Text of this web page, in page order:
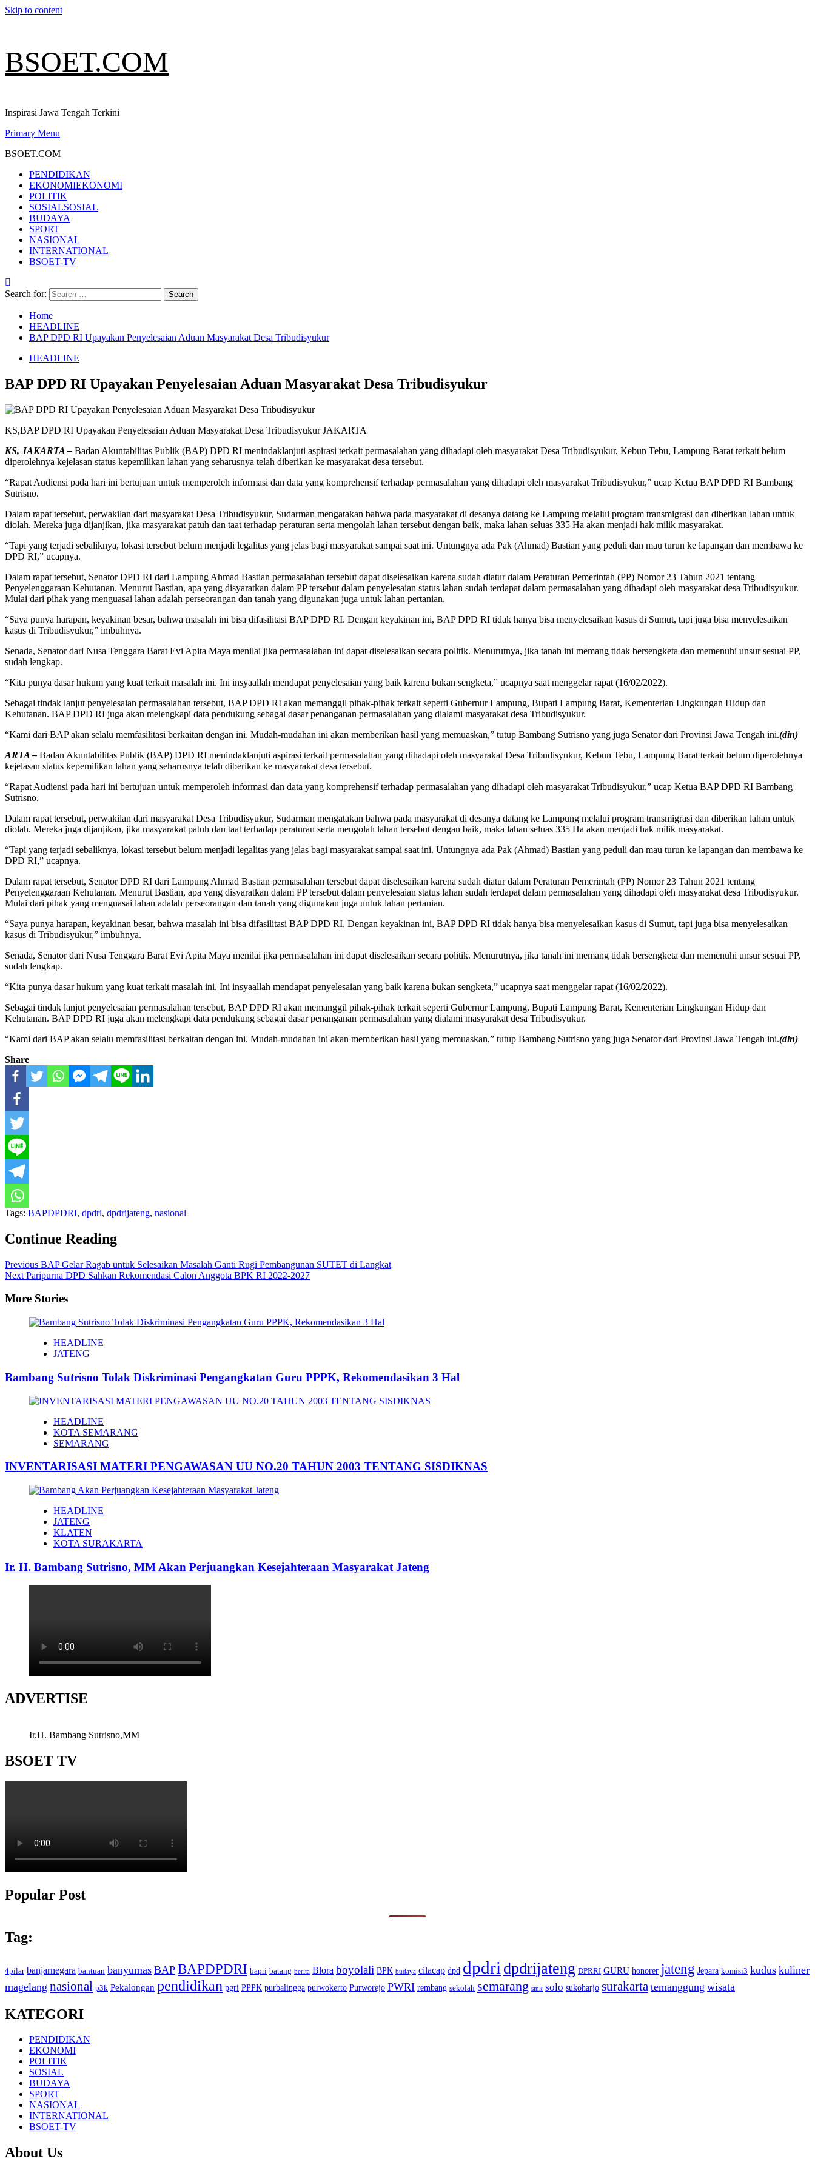
Skip to content
BSOET.COM
Inspirasi Jawa Tengah Terkini
Primary Menu
BSOET.COM
PENDIDIKAN
EKONOMIEKONOMI
POLITIK
SOSIALSOSIAL
BUDAYA
SPORT
NASIONAL
INTERNATIONAL
BSOET-TV
Search for:
Home
HEADLINE
BAP DPD RI Upayakan Penyelesaian Aduan Masyarakat Desa Tribudisyukur
HEADLINE
BAP DPD RI Upayakan Penyelesaian Aduan Masyarakat Desa Tribudisyukur
KS,BAP DPD RI Upayakan Penyelesaian Aduan Masyarakat Desa Tribudisyukur JAKARTA
KS, JAKARTA – Badan Akuntabilitas Publik (BAP) DPD RI menindaklanjuti aspirasi terkait permasalahan yang dihadapi oleh masyarakat Desa Tribudisyukur, Kebun Tebu, Lampung Barat terkait belum
diperolehnya kejelasan status kepemilikan lahan yang seharusnya telah diberikan ke masyarakat desa tersebut.
“Rapat Audiensi pada hari ini bertujuan untuk memperoleh informasi dan data yang komprehensif terhadap permasalahan yang dihadapi oleh masyarakat Tribudisyukur,” ucap Ketua BAP DPD RI Bambang
Sutrisno.
Dalam rapat tersebut, perwakilan dari masyarakat Desa Tribudisyukur, Sudarman mengatakan bahwa pada masyarakat di desanya datang ke Lampung melalui program transmigrasi dan diberikan lahan untuk
diolah. Mereka juga dijanjikan, jika masyarakat patuh dan taat terhadap peraturan serta mengolah lahan tersebut dengan baik, maka lahan seluas 335 Ha akan menjadi hak milik masyarakat.
“Tapi yang terjadi sebaliknya, lokasi tersebut belum menjadi legalitas yang jelas bagi masyarakat sampai saat ini. Untungnya ada Pak (Ahmad) Bastian yang peduli dan mau turun ke lapangan dan membawa ke
DPD RI,” ucapnya.
Dalam rapat tersebut, Senator DPD RI dari Lampung Ahmad Bastian permasalahan tersebut dapat diselesaikan karena sudah diatur dalam Peraturan Pemerintah (PP) Nomor 23 Tahun 2021 tentang
Penyelenggaraan Kehutanan. Menurut Bastian, apa yang disyaratkan dalam PP tersebut dalam penyelesaian status lahan sudah terdapat dalam permasalahan yang dihadapi oleh masyarakat desa Tribudisyukur.
Mulai dari pihak yang menguasai lahan adalah perseorangan dan tanah yang digunakan juga untuk lahan pertanian.
“Saya punya harapan, keyakinan besar, bahwa masalah ini bisa difasilitasi BAP DPD RI. Dengan keyakinan ini, BAP DPD RI tidak hanya bisa menyelesaikan kasus di Sumut, tapi juga bisa menyelesaikan
kasus di Tribudisyukur,” imbuhnya.
Senada, Senator dari Nusa Tenggara Barat Evi Apita Maya menilai jika permasalahan ini dapat diselesaikan secara politik. Menurutnya, jika tanah ini memang tidak bersengketa dan memenuhi unsur sesuai PP,
sudah lengkap.
“Kita punya dasar hukum yang kuat terkait masalah ini. Ini insyaallah mendapat penyelesaian yang baik karena bukan sengketa,” ucapnya saat menggelar rapat (16/02/2022).
Sebagai tindak lanjut penyelesaian permasalahan tersebut, BAP DPD RI akan memanggil pihak-pihak terkait seperti Gubernur Lampung, Bupati Lampung Barat, Kementerian Lingkungan Hidup dan
Kehutanan. BAP DPD RI juga akan melengkapi data pendukung sebagai dasar penanganan permasalahan yang dialami masyarakat desa Tribudisyukur.
“Kami dari BAP akan selalu memfasilitasi berkaitan dengan ini. Mudah-mudahan ini akan memberikan hasil yang memuaskan,” tutup Bambang Sutrisno yang juga Senator dari Provinsi Jawa Tengah ini.(din)
ARTA – Badan Akuntabilitas Publik (BAP) DPD RI menindaklanjuti aspirasi terkait permasalahan yang dihadapi oleh masyarakat Desa Tribudisyukur, Kebun Tebu, Lampung Barat terkait belum diperolehnya
kejelasan status kepemilikan lahan yang seharusnya telah diberikan ke masyarakat desa tersebut.
“Rapat Audiensi pada hari ini bertujuan untuk memperoleh informasi dan data yang komprehensif terhadap permasalahan yang dihadapi oleh masyarakat Tribudisyukur,” ucap Ketua BAP DPD RI Bambang
Sutrisno.
Dalam rapat tersebut, perwakilan dari masyarakat Desa Tribudisyukur, Sudarman mengatakan bahwa pada masyarakat di desanya datang ke Lampung melalui program transmigrasi dan diberikan lahan untuk
diolah. Mereka juga dijanjikan, jika masyarakat patuh dan taat terhadap peraturan serta mengolah lahan tersebut dengan baik, maka lahan seluas 335 Ha akan menjadi hak milik masyarakat.
“Tapi yang terjadi sebaliknya, lokasi tersebut belum menjadi legalitas yang jelas bagi masyarakat sampai saat ini. Untungnya ada Pak (Ahmad) Bastian yang peduli dan mau turun ke lapangan dan membawa ke
DPD RI,” ucapnya.
Dalam rapat tersebut, Senator DPD RI dari Lampung Ahmad Bastian permasalahan tersebut dapat diselesaikan karena sudah diatur dalam Peraturan Pemerintah (PP) Nomor 23 Tahun 2021 tentang
Penyelenggaraan Kehutanan. Menurut Bastian, apa yang disyaratkan dalam PP tersebut dalam penyelesaian status lahan sudah terdapat dalam permasalahan yang dihadapi oleh masyarakat desa Tribudisyukur.
Mulai dari pihak yang menguasai lahan adalah perseorangan dan tanah yang digunakan juga untuk lahan pertanian.
“Saya punya harapan, keyakinan besar, bahwa masalah ini bisa difasilitasi BAP DPD RI. Dengan keyakinan ini, BAP DPD RI tidak hanya bisa menyelesaikan kasus di Sumut, tapi juga bisa menyelesaikan
kasus di Tribudisyukur,” imbuhnya.
Senada, Senator dari Nusa Tenggara Barat Evi Apita Maya menilai jika permasalahan ini dapat diselesaikan secara politik. Menurutnya, jika tanah ini memang tidak bersengketa dan memenuhi unsur sesuai PP,
sudah lengkap.
“Kita punya dasar hukum yang kuat terkait masalah ini. Ini insyaallah mendapat penyelesaian yang baik karena bukan sengketa,” ucapnya saat menggelar rapat (16/02/2022).
Sebagai tindak lanjut penyelesaian permasalahan tersebut, BAP DPD RI akan memanggil pihak-pihak terkait seperti Gubernur Lampung, Bupati Lampung Barat, Kementerian Lingkungan Hidup dan
Kehutanan. BAP DPD RI juga akan melengkapi data pendukung sebagai dasar penanganan permasalahan yang dialami masyarakat desa Tribudisyukur.
“Kami dari BAP akan selalu memfasilitasi berkaitan dengan ini. Mudah-mudahan ini akan memberikan hasil yang memuaskan,” tutup Bambang Sutrisno yang juga Senator dari Provinsi Jawa Tengah ini.(din)
Share
Tags: BAPDPDRI, dpdri, dpdrijateng, nasional
Continue Reading
Previous BAP Gelar Ragab untuk Selesaikan Masalah Ganti Rugi Pembangunan SUTET di Langkat
Next Paripurna DPD Sahkan Rekomendasi Calon Anggota BPK RI 2022-2027
More Stories
HEADLINE
JATENG
Bambang Sutrisno Tolak Diskriminasi Pengangkatan Guru PPPK, Rekomendasikan 3 Hal
HEADLINE
KOTA SEMARANG
SEMARANG
INVENTARISASI MATERI PENGAWASAN UU NO.20 TAHUN 2003 TENTANG SISDIKNAS
HEADLINE
JATENG
KLATEN
KOTA SURAKARTA
Ir. H. Bambang Sutrisno, MM Akan Perjuangkan Kesejahteraan Masyarakat Jateng
ADVERTISE
Ir.H. Bambang Sutrisno,MM
BSOET TV
Popular Post
Tag:
4pilar banjarnegara bantuan banyumas BAP BAPDPDRI bapri batang berita Blora boyolali BPK budaya cilacap dpd dpdri dpdrijateng DPRRI GURU honorer jateng Jepara komisi3 kudus kuliner
magelang nasional p3k Pekalongan pendidikan pgri PPPK purbalingga purwokerto Purworejo PWRI rembang sekolah semarang smk solo sukoharjo surakarta temanggung wisata
KATEGORI
PENDIDIKAN
EKONOMI
POLITIK
SOSIAL
BUDAYA
SPORT
NASIONAL
INTERNATIONAL
BSOET-TV
About Us